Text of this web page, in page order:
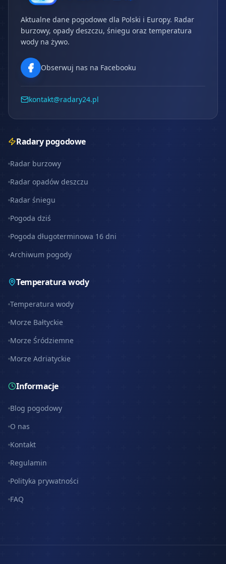
Aktualne dane pogodowe dla Polski i Europy. Radar
burzowy, opady deszczu, śniegu oraz temperatura
wody na żywo.
Obserwuj nas na Facebooku
kontakt@radary24.pl
Radary pogodowe
Radar burzowy
Radar opadów deszczu
Radar śniegu
Pogoda dziś
Pogoda długoterminowa 16 dni
Archiwum pogody
Temperatura wody
Temperatura wody
Morze Bałtyckie
Morze Śródziemne
Morze Adriatyckie
Informacje
Blog pogodowy
O nas
Kontakt
Regulamin
Polityka prywatności
FAQ